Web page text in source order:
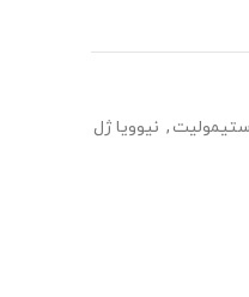
, نیوویا ژل